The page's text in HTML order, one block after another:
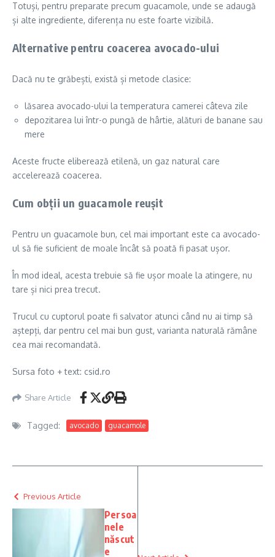
Totuși, pentru preparate precum guacamole, unde se adaugă
și alte ingrediente, diferența nu este foarte vizibilă.
Alternative pentru coacerea avocado-ului
Dacă nu te grăbești, există și metode clasice:
lăsarea avocado-ului la temperatura camerei câteva zile
depozitarea lui într-o pungă de hârtie, alături de banane sau
mere
Aceste fructe eliberează etilenă, un gaz natural care
accelerează coacerea.
Cum obții un guacamole reușit
Pentru un guacamole bun, cel mai important este ca avocado-
ul să fie suficient de moale încât să poată fi pasat ușor.
În mod ideal, acesta trebuie să fie ușor moale la atingere, nu
tare și nici prea trecut.
Trucul cu cuptorul poate fi salvator atunci când nu ai timp să
aștepți, dar pentru cel mai bun gust, varianta naturală rămâne
cea mai recomandată.
Sursa foto + text: csid.ro
Share Article
Tagged: avocado guacamole
Previous Article
Persoa
nele
născut
e